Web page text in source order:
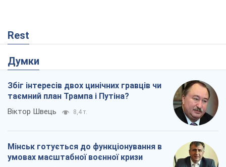
Rest
Думки
Збіг інтересів двох цинічних гравців чи
таємний план Трампа і Путіна?
Віктор Швець 8,4 т.
Мінськ готується до функціонування в
умовах масштабної воєнної кризи